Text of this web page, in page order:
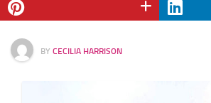
BY CECILIA HARRISON